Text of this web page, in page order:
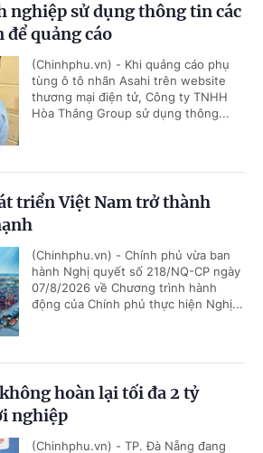
nghiệp sử dụng thông tin các
quảng cáo
(Chinhphu.vn) - Khi quảng cáo phụ
tùng ô tô nhãn Asahi trên website
thương mại điện tử, Công ty TNHH
Hòa Thắng Group sử dụng thông...
triển Việt Nam trở thành
(Chinhphu.vn) - Chính phủ vừa ban
hành Nghị quyết số 218/NQ-CP ngày
07/8/2026 về Chương trình hành
động của Chính phủ thực hiện Nghị...
hoàn lại tối đa 2 tỷ
nghiệp
(Chinhphu.vn) - TP. Đà Nẵng đang